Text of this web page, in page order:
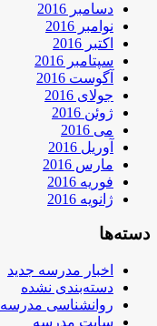
دسامبر 2016
نوامبر 2016
اکتبر 2016
سپتامبر 2016
آگوست 2016
جولای 2016
ژوئن 2016
می 2016
آوریل 2016
مارس 2016
فوریه 2016
ژانویه 2016
دسته‌ها
اخبار مدرسه جدید
دسته‌بندی نشده
روانشناسی مدرسه
سایت مدرسه